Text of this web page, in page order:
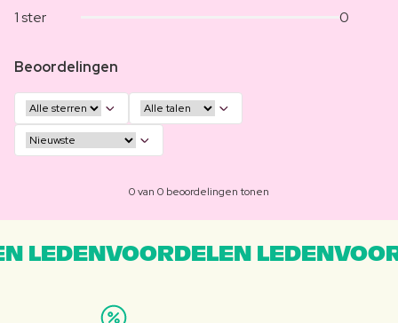
1 ster
0
Beoordelingen
0 van 0 beoordelingen tonen
LEDENVOORDELEN